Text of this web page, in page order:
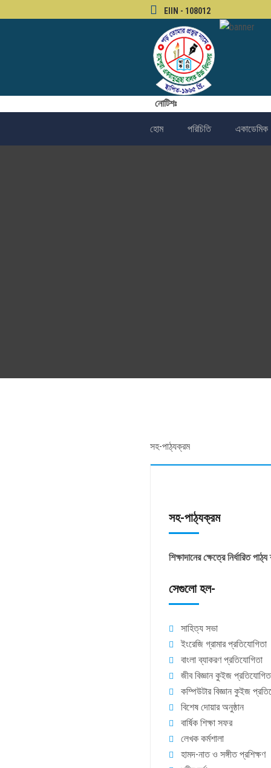
EIIN - 108012
নোটিশঃ
হোম পরিচিতি একাডেমিক
সহ-পাঠ্যক্রম
সহ-পাঠ্যক্রম
শিক্ষাদানের ক্ষেত্রে নির্ধারিত
সেগুলো হল-
সাহিত্য সভা
ইংরেজি গ্রামার প্রতিযোগিতা
বাংলা ব্যাকরণ প্রতিযোগিতা
জীব বিজ্ঞান কুইজ
কম্পিউটার বিজ্ঞান কুইজ
বিশেষ দোয়ার অনুষ্ঠান
বার্ষিক শিক্ষা সফর
লেখক কর্মশালা
হামদ-নাত ও সঙ্গীত প্রশিক্ষণ